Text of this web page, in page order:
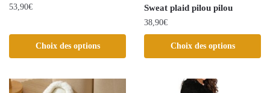
53,90€
Choix des options
a
variations.
Sweat plaid pilou pilou
38,90€
Choix des options
produit